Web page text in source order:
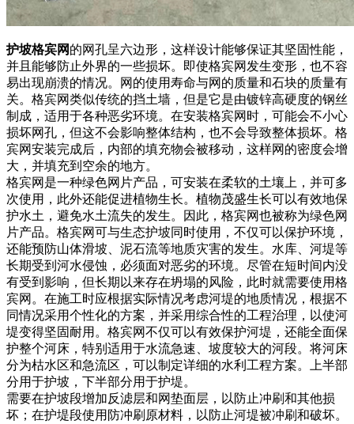
护坡格宾网的网孔呈六边形，这样设计能够保证其坚固性能，
并且能够防止外界的一些损坏。即使格宾网发生变形，也不容
易出现崩溃的情况。网的使用寿命与网的质量和石块的质量有
关。格宾网类似传统的挡土墙，但是它是由镀锌高硬度的钢丝
制成，适用于各种恶劣环境。在安装格宾网时，可能会不小心
损坏网孔，但这不会影响整体结构，也不会导致整体损坏。格
宾网安装完成后，内部的填充物会被移动，这样网的密度会增
大，并填充到空余的地方。
格宾网是一种绿色网片产品，可安装在柔软的土壤上，并可多
次使用，此外还能促进植物生长。植物茂盛生长可以有效地保
护水土，避免水土流失的发生。因此，格宾网也被称为绿色网
片产品。格宾网可与生态护坡同时使用，不仅可以保护环境，
还能预防山体滑坡、泥石流等地质灾害的发生。水库、河堤等
长期受到河水侵蚀，必须面对恶劣的环境。尽管在短时间内没
有受到影响，但长期以来存在坍塌的风险，此时就需要使用格
宾网。在施工时应根据实际情况考虑河堤的地质情况，根据不
同情况采用个性化的方案，并采用综合性的工程治理，以使河
堤变得坚固耐用。格宾网不仅可以有效保护河堤，还能全面保
护整个河床，特别适用于水流急速、坡度较大的河段。将河床
分为枯水区和急流区，可以制定详细的水利工程方案。上半部
分用于护坡，下半部分用于护堤。
需要在护坡段增加反滤层和网垫面层，以防止冲刷和其他损
坏；在护堤段使用防冲刷原材料，以防止河堤被冲刷和破坏。